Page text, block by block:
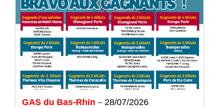
GAS du Bas-Rhin 28/07/2026